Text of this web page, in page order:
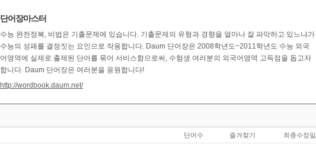
단어장마스터
수능 완전정복, 비법은 기출문제에 있습니다. 기출문제의 유형과 경향을 얼마나 잘 파악하고 있느냐가
수능의 성패를 결정짓는 요인으로 작용합니다. Daum 단어장은 2008학년도~2011학년도 수능 외국
어영역에 실제로 출제된 단어를 묶어 서비스함으로써, 수험생 여러분의 외국어영역 고득점을 돕고자
합니다. Daum 단어장은 여러분을 응원합니다!
http://wordbook.daum.net/
단어수 즐겨찾기 최종수정일